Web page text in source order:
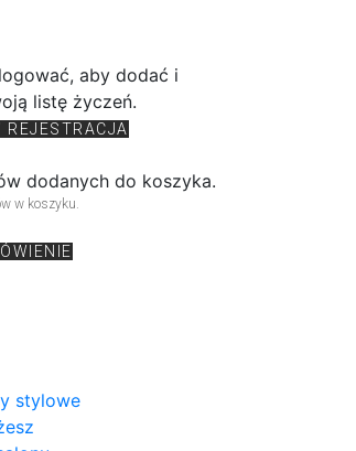
aby dodać i
listę życzeń.
REJESTRACJA
dodanych do koszyka.
w koszyku.
stylowe